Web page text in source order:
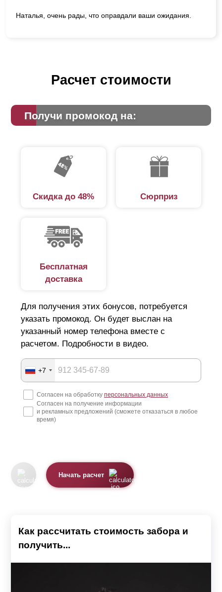
Наталья, очень рады, что оправдали ваши ожидания.
Расчет стоимости
Получи промокод на:
Скидка до 48% Сюрприз
Бесплатная
доставка
Для получения этих бонусов, потребуется
указать промокод. Он будет выслан на
указанный номер телефона вместе с
расчетом. Подробности в видео.
+7
Согласен на обработку персональных данных
Согласен на получение информации
и рекламных предложений (сможете отказаться в любое
время)
Начать расчет
Как рассчитать стоимость забора и
получить...